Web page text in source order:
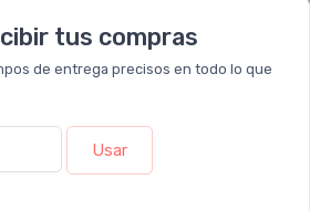
tus compras
de entrega precisos en todo lo que
Usar
recomendamos...